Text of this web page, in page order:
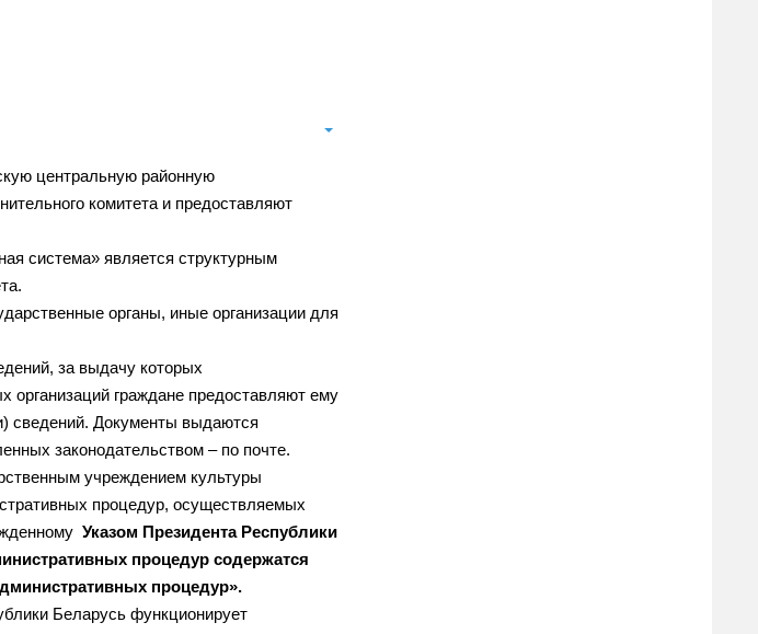
центральную районную
комитета и предоставляют
система» является структурным
органы, иные организации для
за выдачу которых
организаций граждане предоставляют ему
сведений. Документы выдаются
законодательством – по почте.
учреждением культуры
процедур, осуществляемых
Указом Президента Республики
процедур содержатся
процедур».
Беларусь функционирует